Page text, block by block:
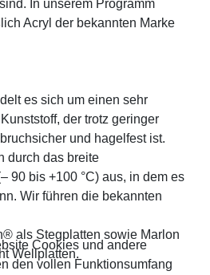
In unserem Programm
Acryl der bekannten Marke
es sich um einen sehr
der trotz geringer
und hagelfest ist.
durch das breite
90 bis +100 °C) aus, in dem es
Wir führen die bekannten
als Stegplatten sowie Marlon
Wellplatten.
Cookies und andere
den vollen Funktionsumfang